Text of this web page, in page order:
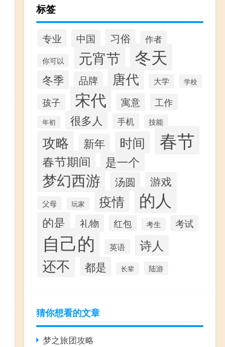
标签
专业 中国 习俗 作者
你可以 元宵节 冬天
冬季 品牌 唐代 大学 学校
孩子 宋代 寓意 工作
年初 很多人 手机 技能
攻略 新年 时间 春节
春节期间 是一个
梦幻西游 汤圆 游戏
父母 玩家 疫情 的人
的是 礼物 红包 考生 考试
自己的 英语 诗人
还不 都是 长辈 陆游
猜你想看的文章
梦之旅团攻略